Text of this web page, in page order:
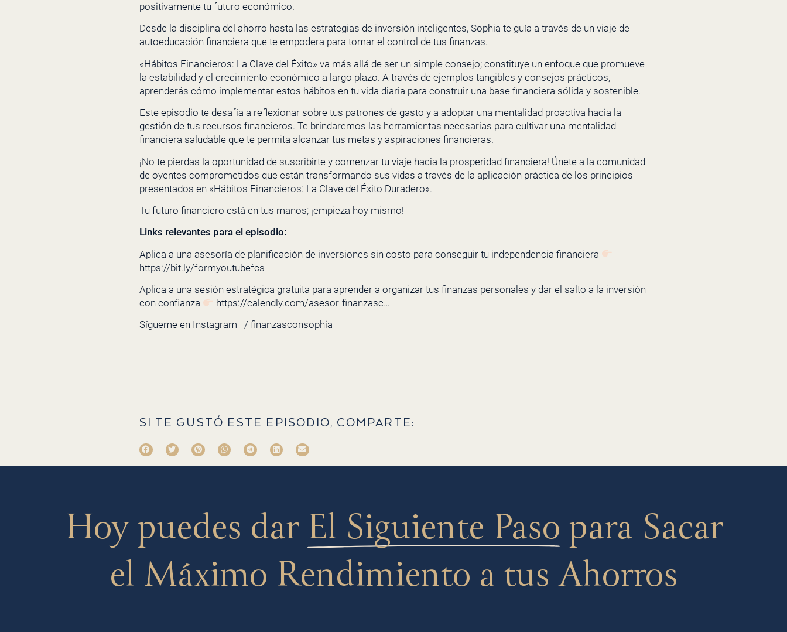
positivamente tu futuro económico.
Desde la disciplina del ahorro hasta las estrategias de inversión inteligentes, Sophia te guía a través de un viaje de
autoeducación financiera que te empodera para tomar el control de tus finanzas.
«Hábitos Financieros: La Clave del Éxito» va más allá de ser un simple consejo; constituye un enfoque que promueve
la estabilidad y el crecimiento económico a largo plazo. A través de ejemplos tangibles y consejos prácticos,
aprenderás cómo implementar estos hábitos en tu vida diaria para construir una base financiera sólida y sostenible.
Este episodio te desafía a reflexionar sobre tus patrones de gasto y a adoptar una mentalidad proactiva hacia la
gestión de tus recursos financieros. Te brindaremos las herramientas necesarias para cultivar una mentalidad
financiera saludable que te permita alcanzar tus metas y aspiraciones financieras.
¡No te pierdas la oportunidad de suscribirte y comenzar tu viaje hacia la prosperidad financiera! Únete a la comunidad
de oyentes comprometidos que están transformando sus vidas a través de la aplicación práctica de los principios
presentados en «Hábitos Financieros: La Clave del Éxito Duradero».
Tu futuro financiero está en tus manos; ¡empieza hoy mismo!
Links relevantes para el episodio:
Aplica a una asesoría de planificación de inversiones sin costo para conseguir tu independencia financiera
https://bit.ly/formyoutubefcs
Aplica a una sesión estratégica gratuita para aprender a organizar tus finanzas personales y dar el salto a la inversión
con confianza
https://calendly.com/asesor-finanzasc…
Sígueme en Instagram
/ finanzasconsophia
SI TE GUSTÓ ESTE EPISODIO, COMPARTE:
Hoy puedes dar El Siguiente Paso para Sacar
el Máximo Rendimiento a tus Ahorros